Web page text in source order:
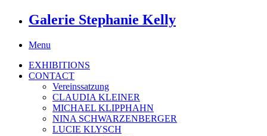
Galerie Stephanie Kelly
Menu
EXHIBITIONS
CONTACT
Vereinssatzung
CLAUDIA KLEINER
MICHAEL KLIPPHAHN
NINA SCHWARZENBERGER
LUCIE KLYSCH